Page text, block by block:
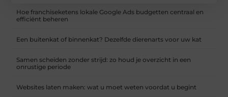
Hoe franchiseketens lokale Google Ads budgetten centraal en
efficiënt beheren
Een buitenkat of binnenkat? Dezelfde dierenarts voor uw kat
Samen scheiden zonder strijd: zo houd je overzicht in een
onrustige periode
Websites laten maken: wat u moet weten voordat u begint